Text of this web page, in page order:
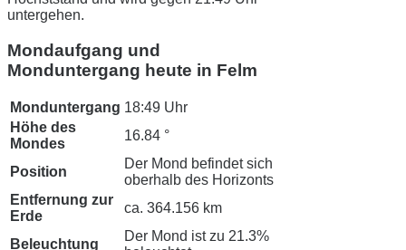
untergehen.
Mondaufgang und
Monduntergang heute in Felm
Monduntergang 18:49 Uhr
Höhe des
Mondes
16.84 °
Position
Der Mond befindet sich
oberhalb des Horizonts
Entfernung zur
Erde
ca. 364.156 km
Beleuchtung
Der Mond ist zu 21.3%